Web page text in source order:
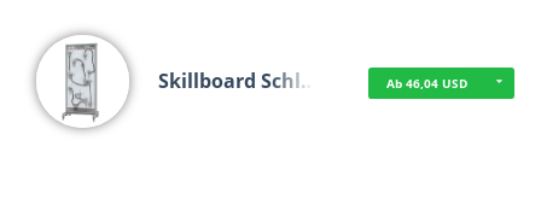
Skillboard Schl… Ab 46,04 USD